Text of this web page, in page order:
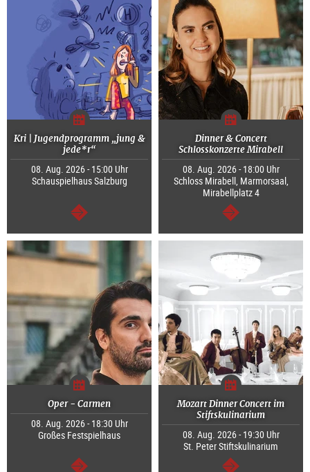
Kri | Jugendprogramm „jung &
jede*r“
08. Aug. 2026 - 15:00 Uhr
Schauspielhaus Salzburg
weiter
Dinner & Concert
Schlosskonzerte Mirabell
08. Aug. 2026 - 18:00 Uhr
Schloss Mirabell, Marmorsaal,
Mirabellplatz 4
weiter
Oper - Carmen
08. Aug. 2026 - 18:30 Uhr
Großes Festspielhaus
Mozart Dinner Concert im
Stiftskulinarium
08. Aug. 2026 - 19:30 Uhr
St. Peter Stiftskulinarium